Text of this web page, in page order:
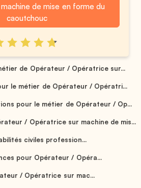
de mise en forme du
caoutchouc
de Opérateur / Opératrice sur...
le métier de Opérateur / Opératri...
pour le métier de Opérateur / Op...
/ Opératrice sur machine de mis...
civiles profession...
pour Opérateur / Opéra...
/ Opératrice sur mac...